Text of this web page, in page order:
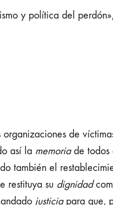
y política del
organizaciones de
así la memoriade todos
también el
restituya su dignidad
justiciapara que,